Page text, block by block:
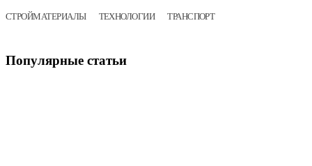
СТРОЙМАТЕРИАЛЫ ТЕХНОЛОГИИ ТРАНСПОРТ
Популярные статьи